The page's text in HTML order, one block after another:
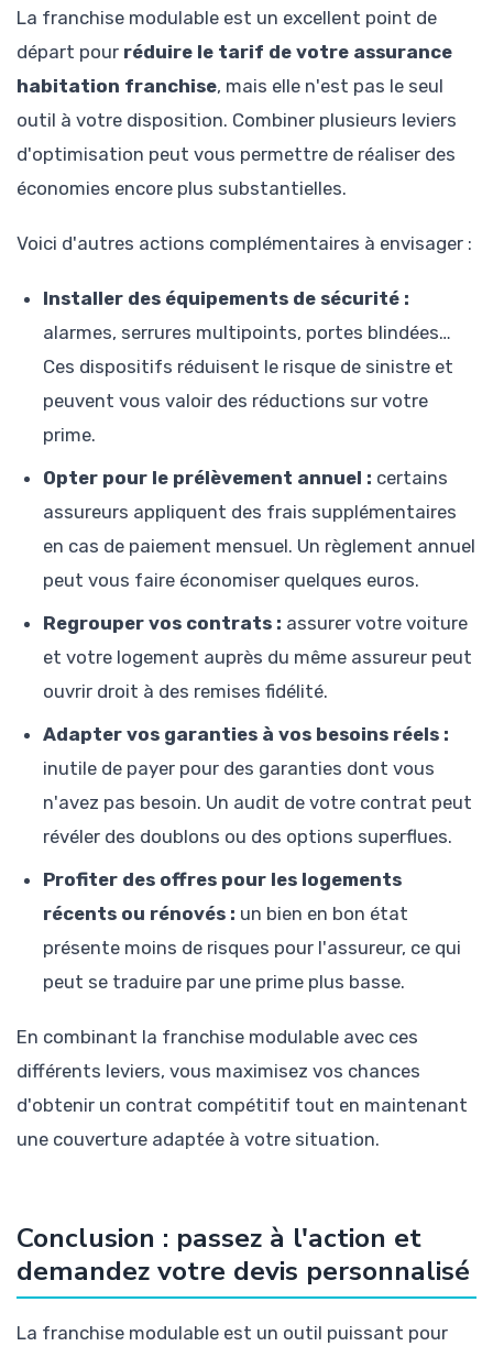
La franchise modulable est un excellent point de
départ pour réduire le tarif de votre assurance
habitation franchise, mais elle n'est pas le seul
outil à votre disposition. Combiner plusieurs leviers
d'optimisation peut vous permettre de réaliser des
économies encore plus substantielles.
Voici d'autres actions complémentaires à envisager :
Installer des équipements de sécurité :
alarmes, serrures multipoints, portes blindées…
Ces dispositifs réduisent le risque de sinistre et
peuvent vous valoir des réductions sur votre
prime.
Opter pour le prélèvement annuel : certains
assureurs appliquent des frais supplémentaires
en cas de paiement mensuel. Un règlement annuel
peut vous faire économiser quelques euros.
Regrouper vos contrats : assurer votre voiture
et votre logement auprès du même assureur peut
ouvrir droit à des remises fidélité.
Adapter vos garanties à vos besoins réels :
inutile de payer pour des garanties dont vous
n'avez pas besoin. Un audit de votre contrat peut
révéler des doublons ou des options superflues.
Profiter des offres pour les logements
récents ou rénovés : un bien en bon état
présente moins de risques pour l'assureur, ce qui
peut se traduire par une prime plus basse.
En combinant la franchise modulable avec ces
différents leviers, vous maximisez vos chances
d'obtenir un contrat compétitif tout en maintenant
une couverture adaptée à votre situation.
Conclusion : passez à l'action et
demandez votre devis personnalisé
La franchise modulable est un outil puissant pour